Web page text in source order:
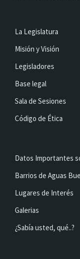
La Legislatura
Misión y Visión
Legisladores
Base legal
Sala de Sesiones
Código de Ética
Datos Importantes
Barrios de Aguas
Lugares de Interés
Galerias
¿Sabía usted, qué..?